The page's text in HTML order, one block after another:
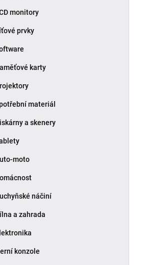
monitory
prvky
karty
materiál
a skenery
moto
náčiní
a zahrada
konzole